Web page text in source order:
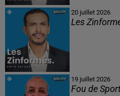
20 juillet 2026
Les
19 juillet 2026
Fou de